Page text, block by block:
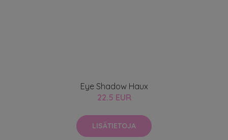
Eye Shadow Haux
22.5 EUR
LISÄTIETOJA